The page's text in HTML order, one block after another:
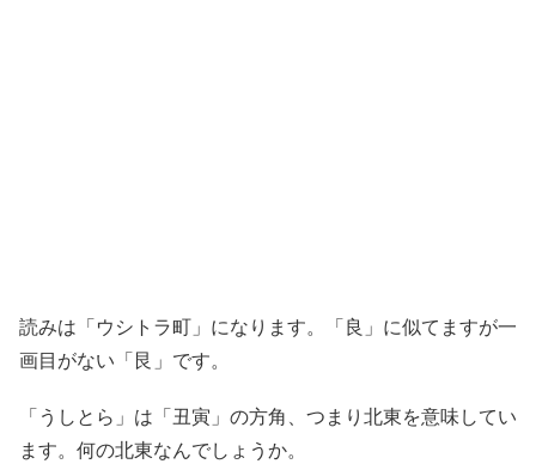
読みは「ウシトラ町」になります。「良」に似てますが一
画目がない「艮」です。
「うしとら」は「丑寅」の方角、つまり北東を意味してい
ます。何の北東なんでしょうか。